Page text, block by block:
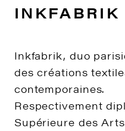
INKFABRIK
Inkfabrik, duo
des créations
contemporaines.
Respectivement
Supérieure des